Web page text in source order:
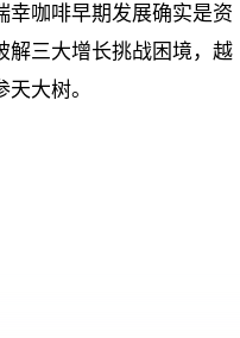
幸咖啡早期发展确实是资
解三大增长挑战困境，越
大树。